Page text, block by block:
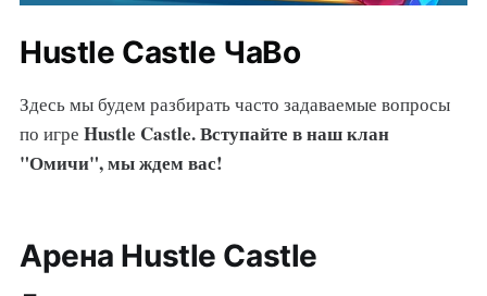
Hustle Castle ЧаВо
Здесь мы будем разбирать часто задаваемые вопросы
по игре Hustle Castle. Вступайте в наш клан
"Омичи", мы ждем вас!
Арена Hustle Castle